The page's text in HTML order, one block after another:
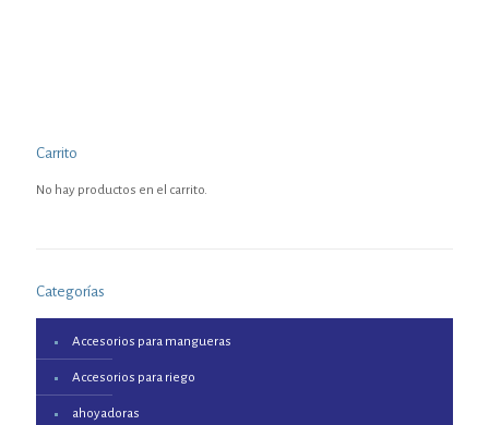
Carrito
No hay productos en el carrito.
Categorías
Accesorios para mangueras
Accesorios para riego
ahoyadoras